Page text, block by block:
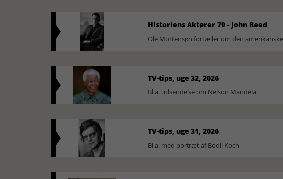
Historiens Aktører 79 - John Reed
Ole Mortensøn fortæller om den
TV-tips, uge 32, 2026
Bl.a. udsendelse om Nelson Mandela
TV-tips, uge 31, 2026
Bl.a. med portræt af Bodil Koch